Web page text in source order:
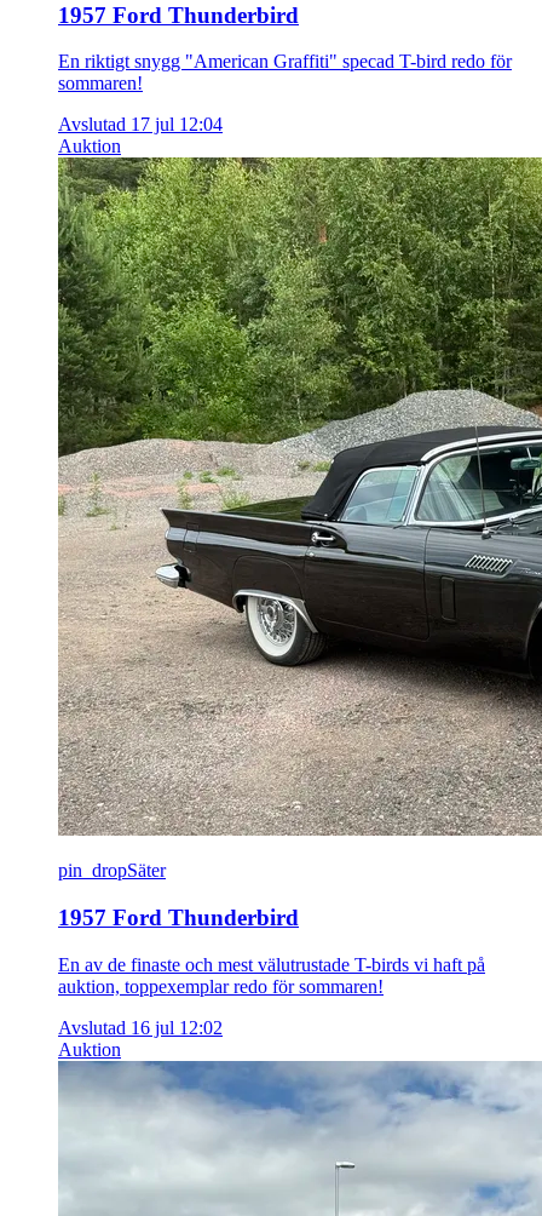
1957 Ford Thunderbird
En riktigt snygg "American Graffiti" specad T-bird redo för
sommaren!
Avslutad 17 jul 12:04
Auktion
pin_dropSäter
1957 Ford Thunderbird
En av de finaste och mest välutrustade T-birds vi haft på
auktion, toppexemplar redo för sommaren!
Avslutad 16 jul 12:02
Auktion